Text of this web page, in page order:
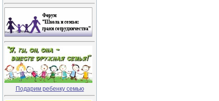
Подарим ребенку семью